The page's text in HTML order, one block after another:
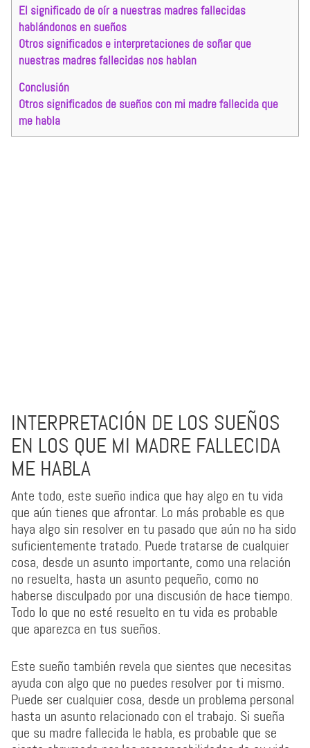
El significado de oír a nuestras madres fallecidas
hablándonos en sueños
Otros significados e interpretaciones de soñar que
nuestras madres fallecidas nos hablan
Conclusión
Otros significados de sueños con mi madre fallecida que
me habla
INTERPRETACIÓN DE LOS SUEÑOS
EN LOS QUE MI MADRE FALLECIDA
ME HABLA
Ante todo, este sueño indica que hay algo en tu vida
que aún tienes que afrontar. Lo más probable es que
haya algo sin resolver en tu pasado que aún no ha sido
suficientemente tratado. Puede tratarse de cualquier
cosa, desde un asunto importante, como una relación
no resuelta, hasta un asunto pequeño, como no
haberse disculpado por una discusión de hace tiempo.
Todo lo que no esté resuelto en tu vida es probable
que aparezca en tus sueños.
Este sueño también revela que sientes que necesitas
ayuda con algo que no puedes resolver por ti mismo.
Puede ser cualquier cosa, desde un problema personal
hasta un asunto relacionado con el trabajo. Si sueña
que su madre fallecida le habla, es probable que se